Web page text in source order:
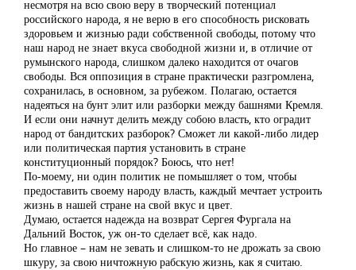
несмотря на всю свою веру в творческий потенциал
российского народа, я не верю в его способность рисковать
здоровьем и жизнью ради собственной свободы, потому что
наш народ не знает вкуса свободной жизни и, в отличие от
румынского народа, слишком далеко находится от очагов
свободы. Вся оппозиция в стране практически разгромлена,
сохранилась, в основном, за рубежом. Полагаю, остается
надеяться на бунт элит или разборки между башнями Кремля.
И если они начнут делить между собою власть, кто оградит
народ от бандитских разборок? Сможет ли какой-либо лидер
или политическая партия установить в стране
конституционный порядок? Боюсь, что нет!
По-моему, ни один политик не помышляет о том, чтобы
предоставить своему народу власть, каждый мечтает устроить
жизнь в нашей стране на свой вкус и цвет.
Думаю, остается надежда на возврат Сергея Фургала на
Дальний Восток, уж он-то сделает всё, как надо.
Но главное – нам не зевать и слишком-то не дрожать за свою
шкуру, за свою ничтожную рабскую жизнь, как я считаю.